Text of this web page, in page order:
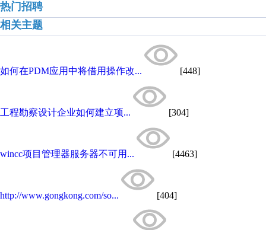
热门招聘
相关主题
如何在PDM应用中将借用操作改... [448]
工程勘察设计企业如何建立项... [304]
wincc项目管理器服务器不可用... [4463]
http://www.gongkong.com/so... [404]